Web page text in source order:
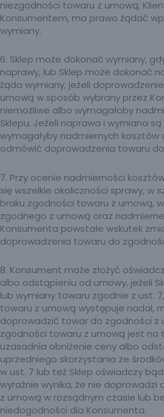
niezgodności towaru z umową,
Konsumentem, ma prawo żądać
wymiany.
6. Sklep może dokonać wymiany,
naprawy, lub Sklep może dokonać
żąda wymiany, jeżeli
umową w sposób wybrany przez
niemożliwe albo wymagałoby
Sklepu. Jeżeli naprawa i wymiana
wymagałyby nadmiernych kosztów
odmówić doprowadzenia towaru
7. Przy ocenie nadmierności
się wszelkie okoliczności sprawy, w
braku zgodności towaru z umową,
zgodnego z umową oraz
Konsumenta powstałe wskutek
doprowadzenia towaru do
8. Konsument może złożyć
albo odstąpieniu od umowy, jeżeli
lub wymiany towaru zgodnie z ust.
towaru z umową występuje nadal,
doprowadzić towar do zgodności z
zgodności towaru z umową jest na
uzasadnia obniżenie ceny albo
uprzedniego skorzystania ze
w ust. 7 lub też Sklep oświadczy
wyraźnie wynika, że nie
z umową w rozsądnym czasie lub
niedogodności dla Konsumenta.